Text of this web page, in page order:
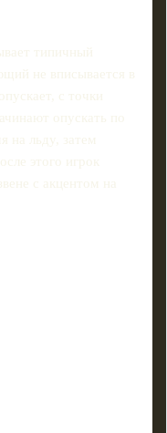
типичный
не вписывается в
с точки
опускать по
на льду, затем
этого игрок
с акцентом на